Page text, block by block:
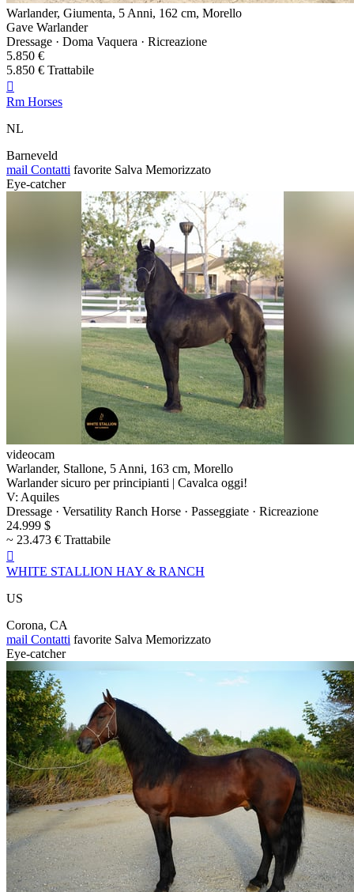
Warlander, Giumenta, 5 Anni, 162 cm, Morello
Gave Warlander
Dressage · Doma Vaquera · Ricreazione
5.850 €
5.850 € Trattabile

Rm Horses
NL
Barneveld
mail Contatti favorite Salva Memorizzato
Eye-catcher
videocam
Warlander, Stallone, 5 Anni, 163 cm, Morello
Warlander sicuro per principianti | Cavalca oggi!
V: Aquiles
Dressage · Versatility Ranch Horse · Passeggiate · Ricreazione
24.999 $
~ 23.473 € Trattabile

WHITE STALLION HAY & RANCH
US
Corona, CA
mail Contatti favorite Salva Memorizzato
Eye-catcher